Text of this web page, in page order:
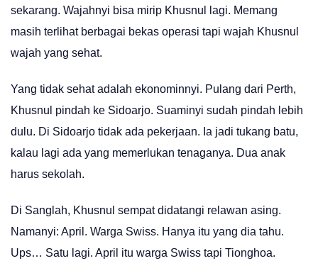
sekarang. Wajahnyi bisa mirip Khusnul lagi. Memang
masih terlihat berbagai bekas operasi tapi wajah Khusnul
wajah yang sehat.
Yang tidak sehat adalah ekonominnyi. Pulang dari Perth,
Khusnul pindah ke Sidoarjo. Suaminyi sudah pindah lebih
dulu. Di Sidoarjo tidak ada pekerjaan. Ia jadi tukang batu,
kalau lagi ada yang memerlukan tenaganya. Dua anak
harus sekolah.
Di Sanglah, Khusnul sempat didatangi relawan asing.
Namanyi: April. Warga Swiss. Hanya itu yang dia tahu.
Ups… Satu lagi. April itu warga Swiss tapi Tionghoa.